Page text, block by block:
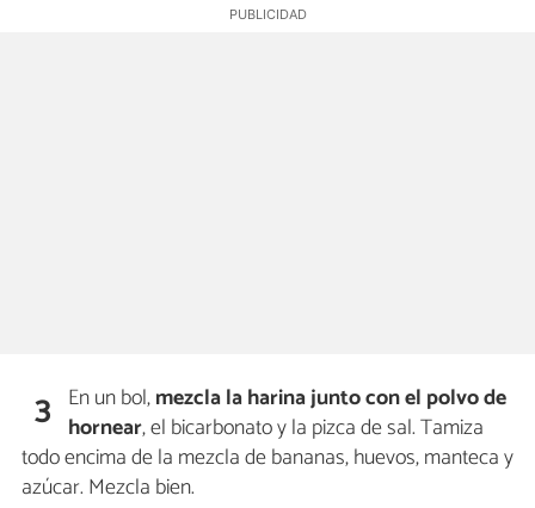
3 En un bol,mezcla la harina junto con el polvo de
hornear, el bicarbonato y la pizca de sal. Tamiza
todo encima de la mezcla de bananas, huevos, manteca y
azúcar. Mezcla bien.